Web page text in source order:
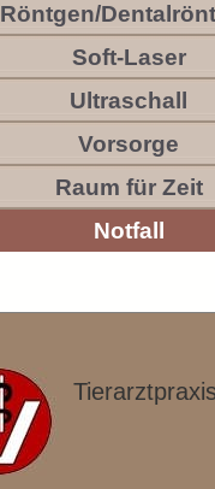
Röntgen/
Soft-Laser
Ultraschall
Vorsorge
Raum für Zeit
Notfall